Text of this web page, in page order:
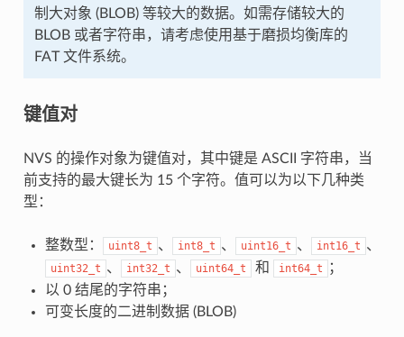
制大对象 (BLOB) 等较大的数据。如需存储较大的
BLOB 或者字符串，请考虑使用基于磨损均衡库的
FAT 文件系统。
键值对
NVS 的操作对象为键值对，其中键是 ASCII 字符串，当
前支持的最大键长为 15 个字符。值可以为以下几种类
型：
整数型： uint8_t 、 int8_t 、 uint16_t 、 int16_t 、
uint32_t 、 int32_t 、 uint64_t 和 int64_t
；
以 0 结尾的字符串；
可变长度的二进制数据 (BLOB)